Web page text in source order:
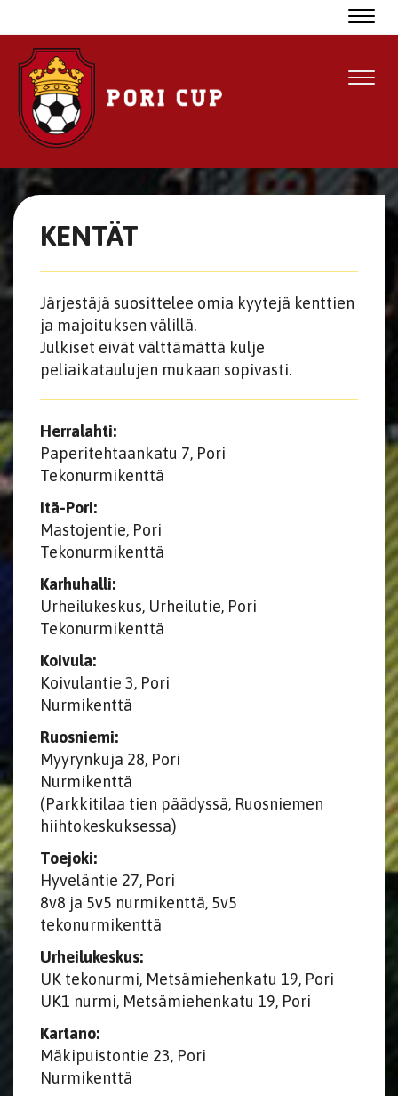
KENTÄT
Järjestäjä suosittelee omia kyytejä kenttien
ja majoituksen välillä.
​​​​​​​Julkiset eivät välttämättä kulje
peliaikataulujen mukaan sopivasti.
Herralahti:
Paperitehtaankatu 7, Pori
Tekonurmikenttä
Itä-Pori:
Mastojentie, Pori
Tekonurmikenttä
Karhuhalli:
Urheilukeskus, Urheilutie, Pori
Tekonurmikenttä
Koivula:
Koivulantie 3, Pori
Nurmikenttä
Ruosniemi:
Myyrynkuja 28, Pori
Nurmikenttä
​​​​​​​(Parkkitilaa tien päädyssä, Ruosniemen
hiihtokeskuksessa)
Toejoki:
Hyveläntie 27, Pori
8v8 ja 5v5 nurmikenttä, 5v5
tekonurmikenttä
Urheilukeskus:
UK tekonurmi, Metsämiehenkatu 19, Pori
​​​​​​​UK1 nurmi, Metsämiehenkatu 19, Pori
Kartano:
Mäkipuistontie 23, Pori
Nurmikenttä